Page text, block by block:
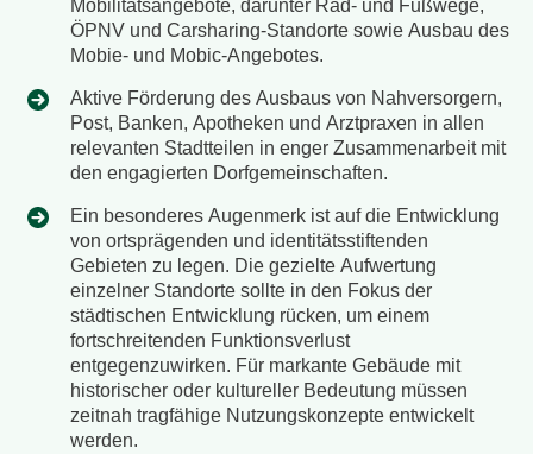
Mobilitätsangebote, darunter Rad- und Fußwege,
ÖPNV und Carsharing-Standorte sowie Ausbau des
Mobie- und Mobic-Angebotes.
Aktive Förderung des Ausbaus von Nahversorgern,
Post, Banken, Apotheken und Arztpraxen in allen
relevanten Stadtteilen in enger Zusammenarbeit mit
den engagierten Dorfgemeinschaften.
Ein besonderes Augenmerk ist auf die Entwicklung
von ortsprägenden und identitätsstiftenden
Gebieten zu legen. Die gezielte Aufwertung
einzelner Standorte sollte in den Fokus der
städtischen Entwicklung rücken, um einem
fortschreitenden Funktionsverlust
entgegenzuwirken. Für markante Gebäude mit
historischer oder kultureller Bedeutung müssen
zeitnah tragfähige Nutzungskonzepte entwickelt
werden.